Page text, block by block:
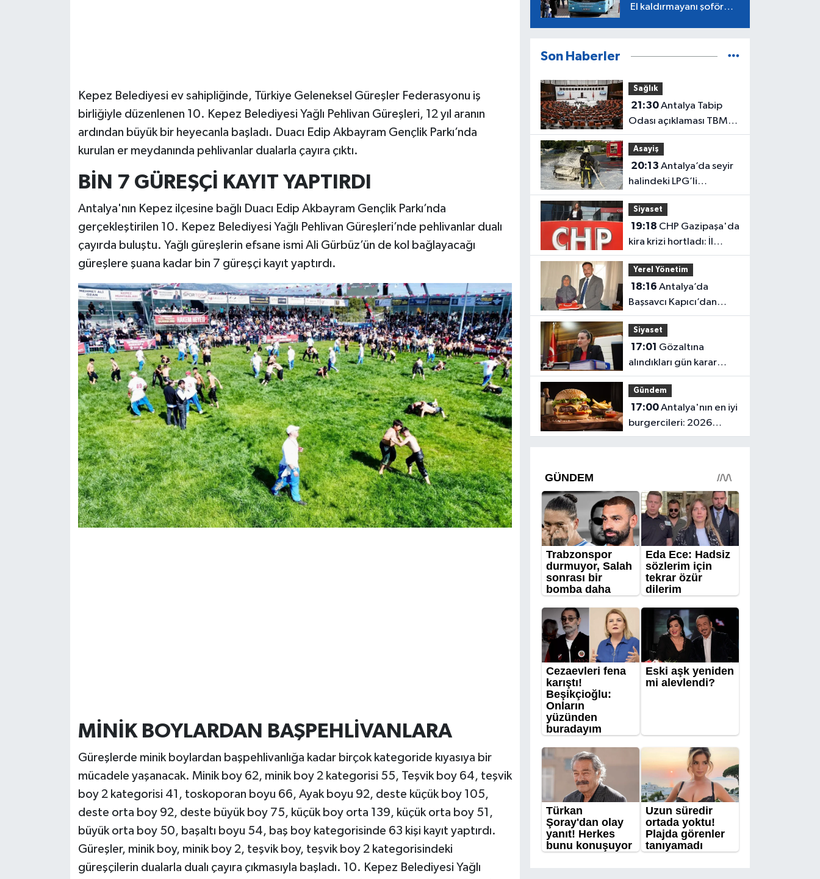
Kepez Belediyesi ev sahipliğinde, Türkiye Geleneksel Güreşler Federasyonu iş
birliğiyle düzenlenen 10. Kepez Belediyesi Yağlı Pehlivan Güreşleri, 12 yıl aranın
ardından büyük bir heyecanla başladı. Duacı Edip Akbayram Gençlik Parkı’nda
kurulan er meydanında pehlivanlar dualarla çayıra çıktı.
BİN 7 GÜREŞÇİ KAYIT YAPTIRDI
Antalya'nın Kepez ilçesine bağlı Duacı Edip Akbayram Gençlik Parkı’nda
gerçekleştirilen 10. Kepez Belediyesi Yağlı Pehlivan Güreşleri’nde pehlivanlar dualı
çayırda buluştu. Yağlı güreşlerin efsane ismi Ali Gürbüz’ün de kol bağlayacağı
güreşlere şuana kadar bin 7 güreşçi kayıt yaptırdı.
MİNİK BOYLARDAN BAŞPEHLİVANLARA
Güreşlerde minik boylardan başpehlivanlığa kadar birçok kategoride kıyasıya bir
mücadele yaşanacak. Minik boy 62, minik boy 2 kategorisi 55, Teşvik boy 64, teşvik
boy 2 kategorisi 41, toskoporan boyu 66, Ayak boyu 92, deste küçük boy 105,
deste orta boy 92, deste büyük boy 75, küçük boy orta 139, küçük orta boy 51,
büyük orta boy 50, başaltı boyu 54, baş boy kategorisinde 63 kişi kayıt yaptırdı.
Güreşler, minik boy, minik boy 2, teşvik boy, teşvik boy 2 kategorisindeki
güreşçilerin dualarla dualı çayıra çıkmasıyla başladı. 10. Kepez Belediyesi Yağlı
El kaldırmayanı şoför
Son Haberler
Sağlık
21:30Antalya Tabip
Odası açıklaması TBMM
gündeminde
Asayiş
20:13
halindeki LPG’li
otomobil alev aldı: 4
yaralı
Siyaset
19:18
kira krizi hortladı: İl
Başkanlığı mahkemeye
gitti
Yerel Yönetim
18:16
Başsavcı Kapıcı’dan
şehit annesi Aysel
Belen’e anlamlı ziyaret
Siyaset
17:01
alındıkları gün karar
verilmiş! Büşra
Özdemir'in oluru ortaya
çıktı
Gündem
17:00Antalya'nın en iyi
burgercileri: 2026
fiyatları